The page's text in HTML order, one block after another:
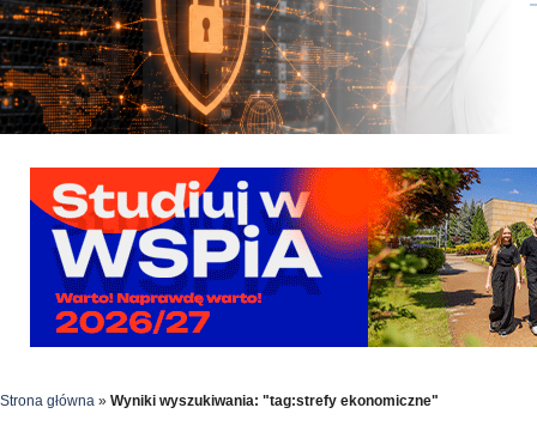
Strona główna » Wyniki wyszukiwania: "tag:strefy ekonomiczne"